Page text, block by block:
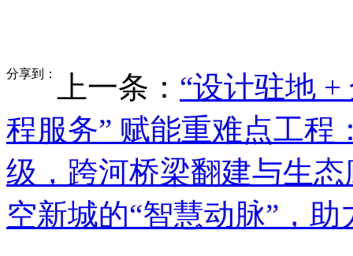
分享到： 上一条： “设计驻地 +
程服务” 赋能重难点工程
级，跨河桥梁翻建与生
空新城的“智慧动脉”，